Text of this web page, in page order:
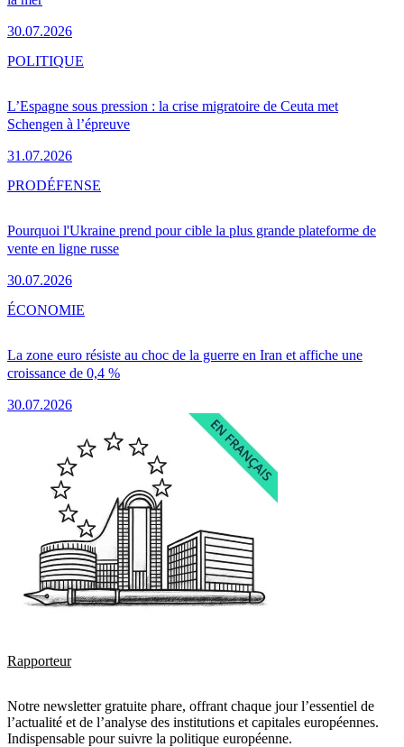
30.07.2026
L’Espagne sous pression : la crise migratoire de Ceuta met
Schengen à l’épreuve
31.07.2026
POLITIQUE
Pourquoi l'Ukraine prend pour cible la plus grande plateforme de
vente en ligne russe
30.07.2026
PRODÉFENSE
La zone euro résiste au choc de la guerre en Iran et affiche une
croissance de 0,4 %
30.07.2026
ÉCONOMIE
Rapporteur
Notre newsletter gratuite phare, offrant chaque jour l’essentiel de
l’actualité et de l’analyse des institutions et capitales européennes.
Indispensable pour suivre la politique européenne.